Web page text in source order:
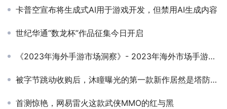
卡普空宣布将生成式AI用于游戏开发，但禁用AI生成内容
世纪华通“数龙杯”作品征集今日开启
《2023年海外手游市场洞察》- 2023年海外市场手游收入达到309亿美元，中国出海手游收入占比超过24%
被字节跳动收购后，沐瞳曝光的第一款新作居然是塔防卡牌？
首测惊艳，网易雷火这款武侠MMO的红与黑